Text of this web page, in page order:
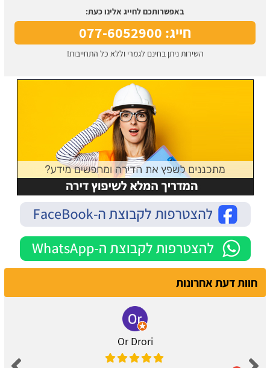
באפשרותכם לחייג אלינו כעת:
חייג: 077-6052900
השירות ניתן בחינם לגמרי וללא כל התחייבות!
חוות דעת אחרונות
Or Drori